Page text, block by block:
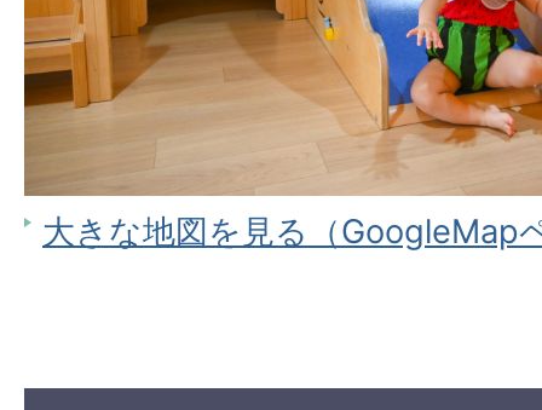
大きな地図を見る（GoogleMap